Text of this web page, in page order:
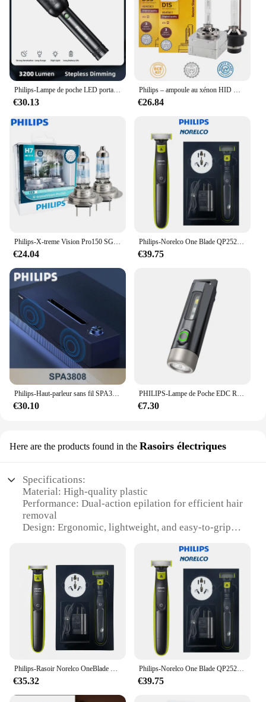
Philips-Lampe de poche LED portable, lampes de poche lumineuses iniques, lampe de camping, randonnée en plein air, autodéfense, 3200 lumens, 1000m
€30.13
Philips – ampoule au xénon HID D1S D2S D2R D3S D4S D5S 35W, 4200K, pour phare de voiture d'origine, mise à niveau, 1 pièce
€26.84
Philips-X-treme Vision Pro150 SG, Lumière Blanche Halogène, Lumière de Sauna, 150% Plus Lumineuse, Ampoules Originales d'Origine de Voiture, 2X, H7, 12V, 55W
€24.04
Philips-Norelco One Blade QP2520/70, pas de boîte d'origine, humide/sec avec 3 tondeuses, durée d'utilisation jusqu'à 45 minutes
€39.75
Philips-Haut-parleur sans fil SPA3808, Bluetooth, HiFi, Stéréo, Portable, Connexion filaire de bureau, Haut-parleur d'ordinateur en bois, Original
€30.10
PHILIPS-Lampe de Poche EDC Rechargeable, Mini EDC, Porte-clés, Camping, Randonnée, Autodéfense, Torche
€7.30
Here are the products found in the Rasoirs électriques
Specifications:
Material: High-quality plastic
Performance: Dual-action epilation for efficient hair
removal
Design: Ergonomic, lightweight, and easy-to-grip
Usage: Suitable for all skin types, ideal for delicate
areas
Parts and Accessories: Comes with a shaving head
for precision trimming
Purpose: Designed for both wet and dry use for
versatility
Features:
|Wholesale|Vendors|
**Advanced Hair Removal Technology**
The Philips BRE225 00 Epilator is a revolutionary
tool for personal grooming, combining the
Philips-Rasoir Norelco OneBlade QP2520/70, tondeuse électrique, sans boîte d'origine
€35.32
Philips-Norelco One Blade QP2520/70, pas de boîte d'origine, humide/sec avec 3 tondeuses, durée d'utilisation jusqu'à 45 minutes
€39.75